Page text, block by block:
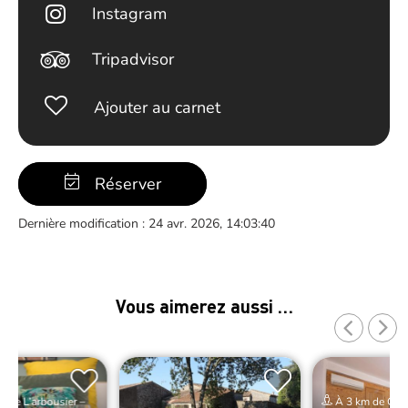
Instagram
Tripadvisor
Ajouter au carnet
Réserver
Dernière modification : 24 avr. 2026, 14:03:40
Vous aimerez aussi …
L’arbousier –
À 3 km de Gîte